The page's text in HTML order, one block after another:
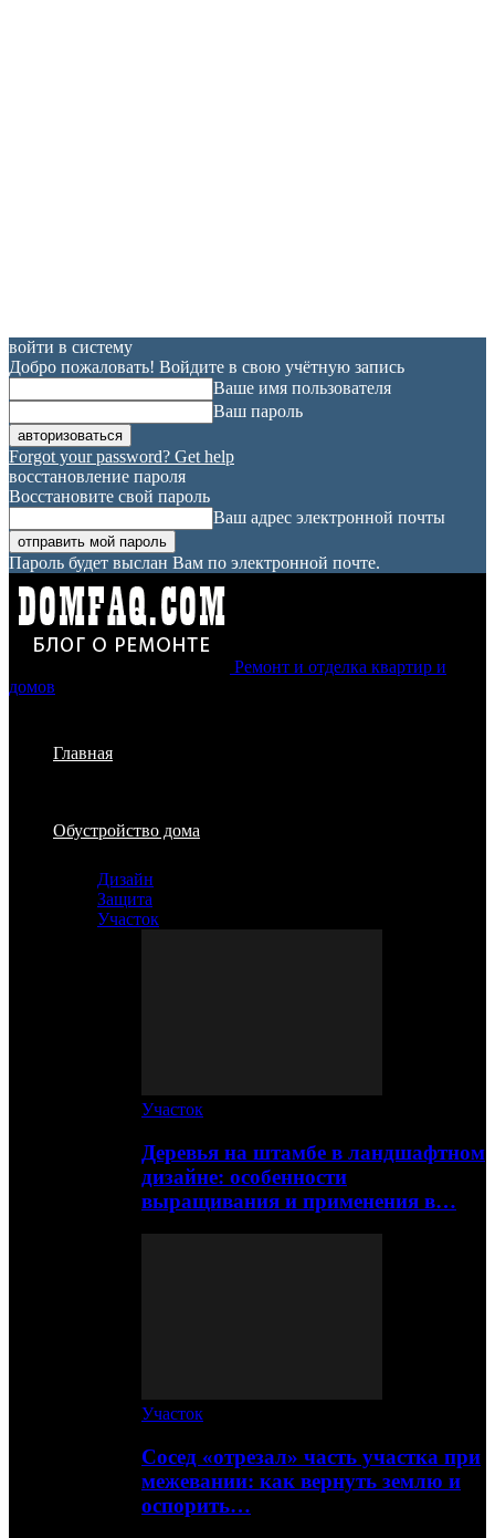
войти в систему
Добро пожаловать! Войдите в свою учётную запись
Ваше имя пользователя
Ваш пароль
Forgot your password? Get help
восстановление пароля
Восстановите свой пароль
Ваш адрес электронной почты
Пароль будет выслан Вам по электронной почте.
Ремонт и отделка квартир и
домов
Главная
Обустройство дома
Дизайн
Защита
Участок
Участок
Деревья на штамбе в ландшафтном
дизайне: особенности
выращивания и применения в…
Участок
Сосед «отрезал» часть участка при
межевании: как вернуть землю и
оспорить…